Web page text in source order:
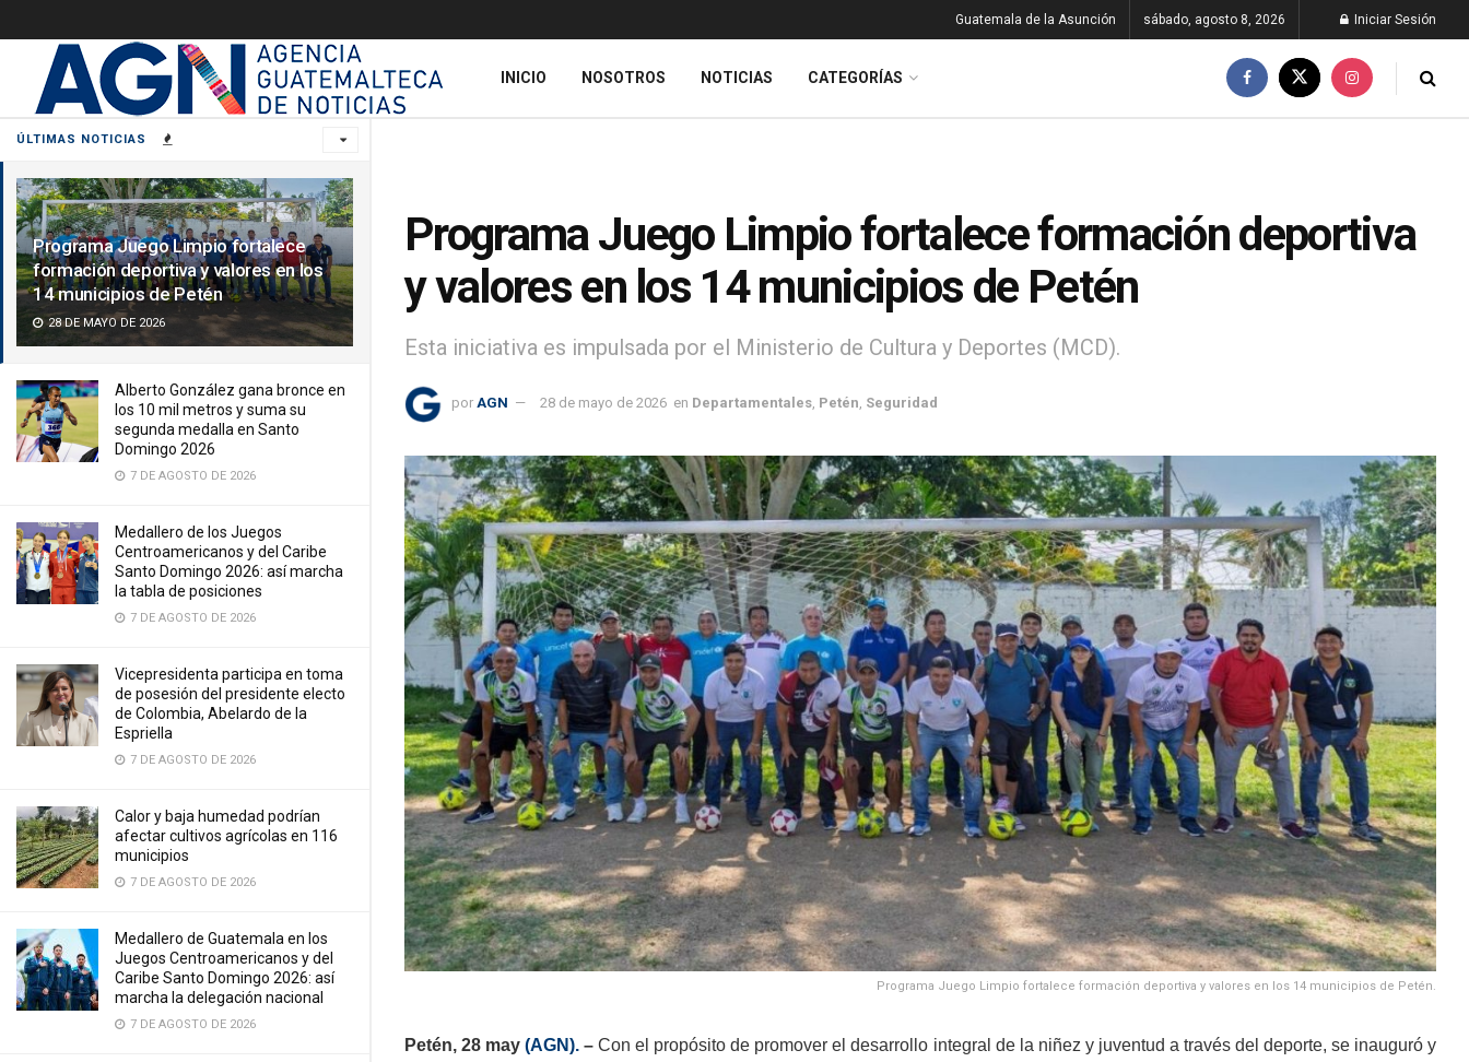
ÚLTIMAS NOTICIAS
Programa Juego Limpio fortalece
formación deportiva y valores en los
14 municipios de Petén
28 DE MAYO DE 2026
Alberto González gana bronce en
los 10 mil metros y suma su
segunda medalla en Santo
Domingo 2026
7 DE AGOSTO DE 2026
Medallero de los Juegos
Centroamericanos y del Caribe
Santo Domingo 2026: así marcha
la tabla de posiciones
7 DE AGOSTO DE 2026
Vicepresidenta participa en toma
de posesión del presidente electo
de Colombia, Abelardo de la
Espriella
7 DE AGOSTO DE 2026
Calor y baja humedad podrían
afectar cultivos agrícolas en 116
municipios
7 DE AGOSTO DE 2026
Medallero de Guatemala en los
Juegos Centroamericanos y del
Caribe Santo Domingo 2026: así
marcha la delegación nacional
7 DE AGOSTO DE 2026
Guatemala de la Asunción sábado, agosto 8, 2026 Iniciar Sesión
INICIO NOSOTROS NOTICIAS CATEGORÍAS
Programa Juego Limpio fortalece formación deportiva
y valores en los 14 municipios de Petén
Esta iniciativa es impulsada por el Ministerio de Cultura y Deportes (MCD).
por AGN 28 de mayo de 2026 en Departamentales Petén Seguridad
Programa Juego Limpio fortalece formación deportiva y valores en los 14 municipios de Petén.
Petén, 28 may(AGN). – Con el propósito de promover el desarrollo integral de la niñez y juventud a través del deporte, se inauguró y